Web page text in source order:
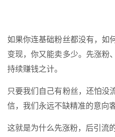
如果你连基础粉丝都没有，如
变现，你又能卖多少。先涨粉
持续赚钱之计。
只要我们自己有粉丝，还怕没
信，我们永远不缺精准的意向客
这就是为什么先涨粉，后引流